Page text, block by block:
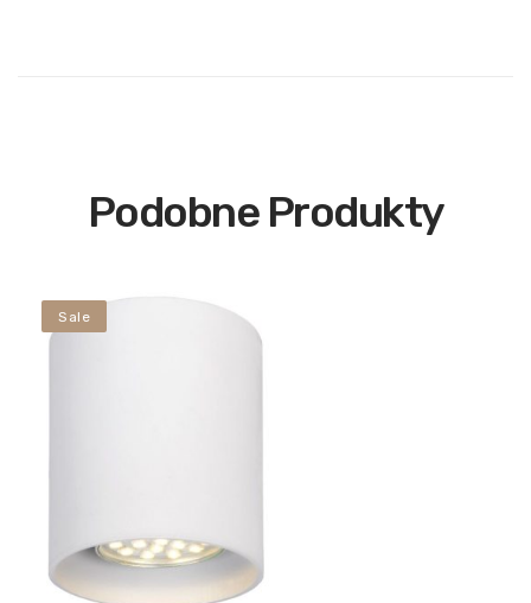
Podobne Produkty
Sale